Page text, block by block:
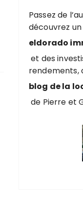
Passez de
découvrez un
eldorado
et des
rendements,
blog de la
de Pierre et